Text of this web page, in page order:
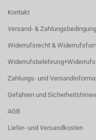
Kontakt
Versand- &
Widerrufsrecht &
Zahlungs- und
Gefahren und
AGB
Liefer- und Versandkosten